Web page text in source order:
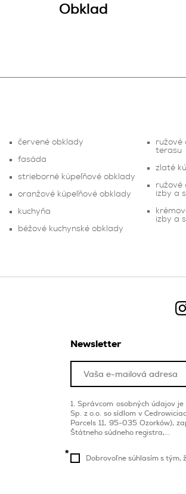
Obklad
červené obklady
fasáda
strieborné kúpeľňové obklady
oranžové kúpeľňové obklady
kuchyňa
béžové kuchynské obklady
ružové
terasu
zlaté
ružové
izby a
izby a
Newsletter
Správcom osobných údajov
Sp. z o.o. so sídlom v
Parcels 11, 95-035 Ozorków),
Štátneho súdneho registra,...
Dobrovoľne súhlasím s tým,